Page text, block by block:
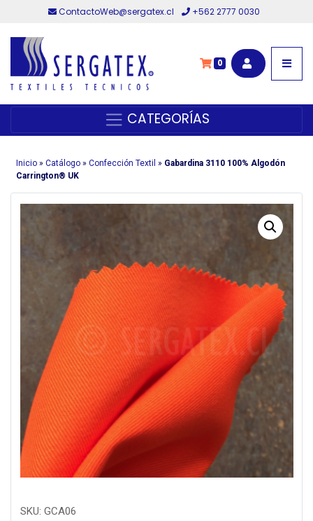
ContactoWeb@sergatex.cl +562 2777 0030
0
CATEGORÍAS
Inicio» Catálogo» Confección Textil » Gabardina 3110 100% Algodón
Carrington® UK
SKU: GCA06